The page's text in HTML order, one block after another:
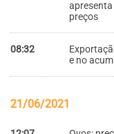
preços
08:32
e no
21/06/2021